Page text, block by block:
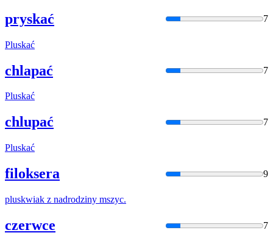
pryskać 7
Pluskać
chlapać 7
Pluskać
chlupać 7
Pluskać
filoksera 9
pluskwiak z nadrodziny mszyc.
czerwce 7